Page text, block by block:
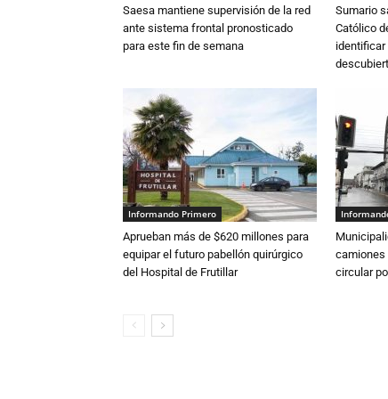
Saesa mantiene supervisión de la red
ante sistema frontal pronosticado
para este fin de semana
Sumario
Católico
identificar
Informando Primero
Aprueban más de $620 millones para
equipar el futuro pabellón quirúrgico
del Hospital de Frutillar
camiones
circular